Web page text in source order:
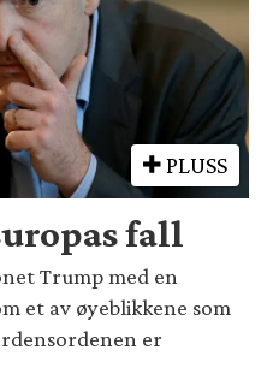
PLUSS
fall
Trump med en
et av øyeblikkene som
er